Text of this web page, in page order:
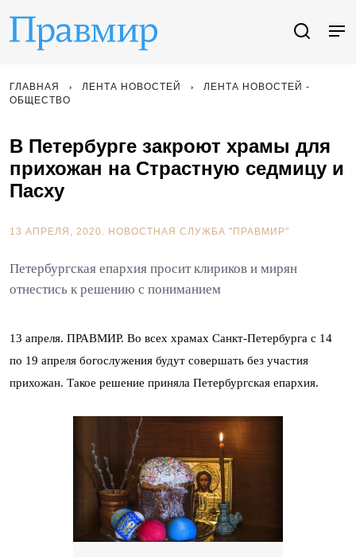
ГЛАВНАЯ ЛЕНТА НОВОСТЕЙ
ЛЕНТА НОВОСТЕЙ -
ОБЩЕСТВО
В Петербурге закроют храмы для
прихожан на Страстную седмицу и
Пасху
13 АПРЕЛЯ, 2020. НОВОСТНАЯ СЛУЖБА "ПРАВМИР"
Петербургская епархия просит клириков и мирян
отнестись к решению с пониманием
13 апреля. ПРАВМИР. Во всех храмах Санкт-Петербурга с 14
по 19 апреля богослужения будут совершать без участия
прихожан. Такое решение приняла Петербургская епархия.